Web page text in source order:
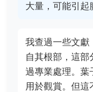
大量，可能引起
我查過一些文獻
自其根部，這
過專業處理。葉
用於觀賞。但